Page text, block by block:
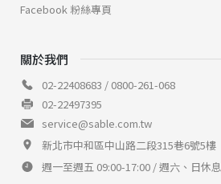
關於我們
02-22408683 / 0800-261-068
02-22497395
service@sable.com.tw
新北市中和區中山路二段315巷6號5樓
週一至週五 09:00-17:00 / 週六、日休息
Facebook 粉絲專頁